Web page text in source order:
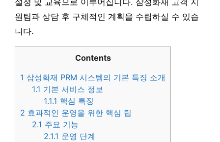
설정 및 교육으로 이루어집니다. 삼성화재 고객 지
원팀과 상담 후 구체적인 계획을 수립하실 수 있습
니다.
Contents
1 삼성화재 PRM 시스템의 기본 특징 소개
1.1 기본 서비스 정보
1.1.1 핵심 특징
2 효과적인 운영을 위한 핵심 팁
2.1 주요 기능
2.1.1 운영 단계